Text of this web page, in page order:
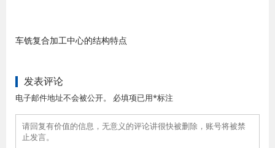
车铣复合加工中心的结构特点
发表评论
电子邮件地址不会被公开。 必填项已用*标注